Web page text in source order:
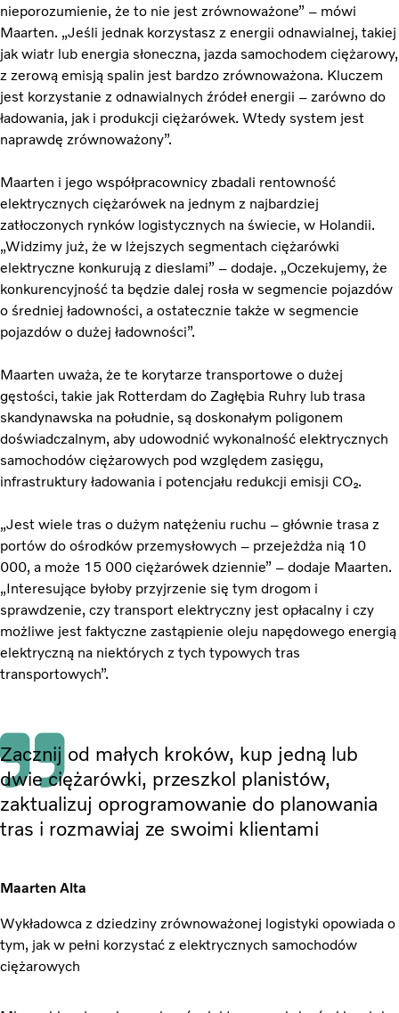
nieporozumienie, że to nie jest zrównoważone” – mówi
Maarten. „Jeśli jednak korzystasz z energii odnawialnej, takiej
jak wiatr lub energia słoneczna, jazda samochodem ciężarowy,
z zerową emisją spalin jest bardzo zrównoważona. Kluczem
jest korzystanie z odnawialnych źródeł energii – zarówno do
ładowania, jak i produkcji ciężarówek. Wtedy system jest
naprawdę zrównoważony”.
Maarten i jego współpracownicy zbadali rentowność
elektrycznych ciężarówek na jednym z najbardziej
zatłoczonych rynków logistycznych na świecie, w Holandii.
„Widzimy już, że w lżejszych segmentach ciężarówki
elektryczne konkurują z dieslami” – dodaje. „Oczekujemy, że
konkurencyjność ta będzie dalej rosła w segmencie pojazdów
o średniej ładowności, a ostatecznie także w segmencie
pojazdów o dużej ładowności”.
Maarten uważa, że te korytarze transportowe o dużej
gęstości, takie jak Rotterdam do Zagłębia Ruhry lub trasa
skandynawska na południe, są doskonałym poligonem
doświadczalnym, aby udowodnić wykonalność elektrycznych
samochodów ciężarowych pod względem zasięgu,
infrastruktury ładowania i potencjału redukcji emisji CO₂.
„Jest wiele tras o dużym natężeniu ruchu – głównie trasa z
portów do ośrodków przemysłowych – przejeżdża nią 10
000, a może 15 000 ciężarówek dziennie” – dodaje Maarten.
„Interesujące byłoby przyjrzenie się tym drogom i
sprawdzenie, czy transport elektryczny jest opłacalny i czy
możliwe jest faktyczne zastąpienie oleju napędowego energią
elektryczną na niektórych z tych typowych tras
transportowych”.
Zacznij od małych kroków, kup jedną lub
dwie ciężarówki, przeszkol planistów,
zaktualizuj oprogramowanie do planowania
tras i rozmawiaj ze swoimi klientami
Maarten Alta
Wykładowca z dziedziny zrównoważonej logistyki opowiada o
tym, jak w pełni korzystać z elektrycznych samochodów
ciężarowych